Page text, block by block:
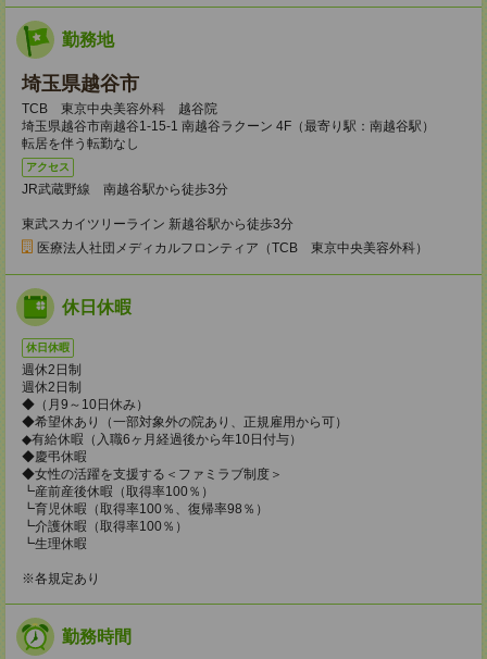
勤務地
埼玉県越谷市
TCB 東京中央美容外科 越谷院
埼玉県越谷市南越谷1-15-1 南越谷ラクーン 4F（最寄り駅：南越谷駅）
転居を伴う転勤なし
アクセス
JR武蔵野線 南越谷駅から徒歩3分
東武スカイツリーライン 新越谷駅から徒歩3分
医療法人社団メディカルフロンティア（TCB 東京中央美容外科）
休日休暇
休日休暇
週休2日制
週休2日制
◆（月9～10日休み）
◆希望休あり（一部対象外の院あり、正規雇用から可）
◆有給休暇（入職6ヶ月経過後から年10日付与）
◆慶弔休暇
◆女性の活躍を支援する＜ファミラブ制度＞
┗産前産後休暇（取得率100％）
┗育児休暇（取得率100％、復帰率98％）
┗介護休暇（取得率100％）
┗生理休暇
※各規定あり
勤務時間